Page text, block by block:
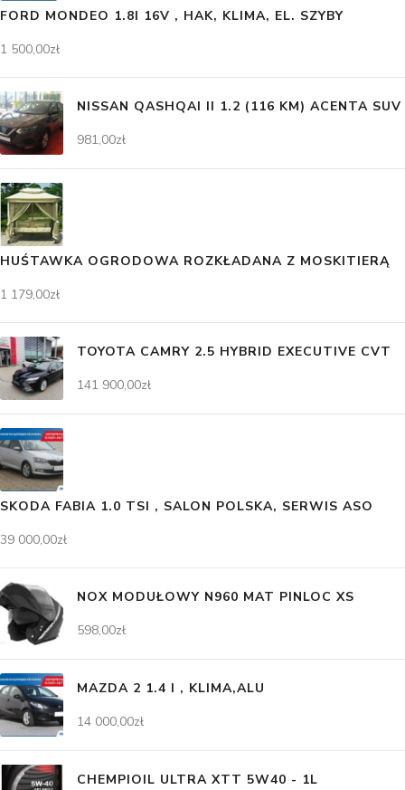
FORD MONDEO 1.8I 16V , HAK, KLIMA, EL. SZYBY
1 500,00zł
NISSAN QASHQAI II 1.2 (116 KM) ACENTA SUV
981,00zł
HUŚTAWKA OGRODOWA ROZKŁADANA Z MOSKITIERĄ
1 179,00zł
TOYOTA CAMRY 2.5 HYBRID EXECUTIVE CVT
141 900,00zł
SKODA FABIA 1.0 TSI , SALON POLSKA, SERWIS ASO
39 000,00zł
NOX MODUŁOWY N960 MAT PINLOC XS
598,00zł
MAZDA 2 1.4 I , KLIMA,ALU
14 000,00zł
CHEMPIOIL ULTRA XTT 5W40 - 1L